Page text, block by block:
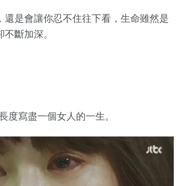
還是會讓你忍不住往下看，生命雖然是
斷加深。
度寫盡一個女人的一生。